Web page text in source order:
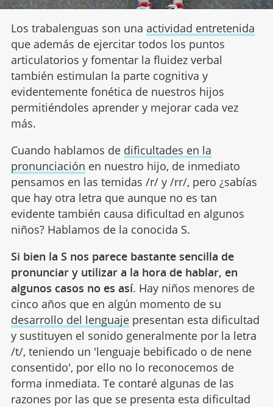
Los trabalenguas son una actividad entretenida
que además de ejercitar todos los puntos
articulatorios y fomentar la fluidez verbal
también estimulan la parte cognitiva y
evidentemente fonética de nuestros hijos
permitiéndoles aprender y mejorar cada vez
más.
Cuando hablamos de dificultades en la
pronunciación en nuestro hijo, de inmediato
pensamos en las temidas /r/ y /rr/, pero ¿sabías
que hay otra letra que aunque no es tan
evidente también causa dificultad en algunos
niños? Hablamos de la conocida S.
Si bien la S nos parece bastante sencilla de
pronunciar y utilizar a la hora de hablar, en
algunos casos no es así. Hay niños menores de
cinco años que en algún momento de su
desarrollo del lenguajepresentan esta dificultad
y sustituyen el sonido generalmente por la letra
/t/, teniendo un 'lenguaje bebificado o de nene
consentido', por ello no lo reconocemos de
forma inmediata. Te contaré algunas de las
razones por las que se presenta esta dificultad